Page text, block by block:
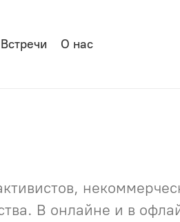
Встречи О нас
В онлайне и в